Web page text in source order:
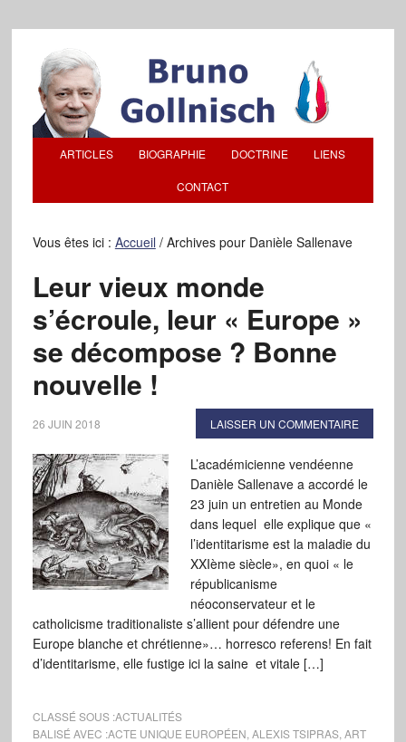
ARTICLES BIOGRAPHIE DOCTRINE LIENS
CONTACT
Vous êtes ici : Accueil /Archives pour Danièle Sallenave
Leur vieux monde
s’écroule, leur « Europe »
se décompose ? Bonne
nouvelle !
26 JUIN 2018 LAISSER UN COMMENTAIRE
L’académicienne vendéenne
Danièle Sallenave a accordé le
23 juin un entretien au Monde
dans lequel elle explique que «
l’identitarisme est la maladie du
XXIème siècle», en quoi « le
républicanisme
néoconservateur et le
catholicisme traditionaliste s’allient pour défendre une
Europe blanche et chrétienne»… horresco referens! En fait
d’identitarisme, elle fustige ici la saine et vitale […]
CLASSÉ SOUS :ACTUALITÉS
BALISÉ AVEC :ACTE UNIQUE EUROPÉEN ALEXIS TSIPRAS, ART